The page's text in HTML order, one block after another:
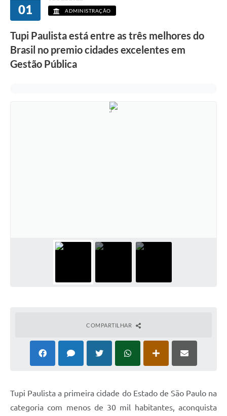
01 ADMINISTRAÇÃO
Tupi Paulista está entre as três melhores do
Brasil no premio cidades excelentes em
Gestão Pública
COMPARTILHAR
Tupi Paulista a primeira cidade do Estado de São Paulo na
categoria com menos de 30 mil habitantes, aconquista